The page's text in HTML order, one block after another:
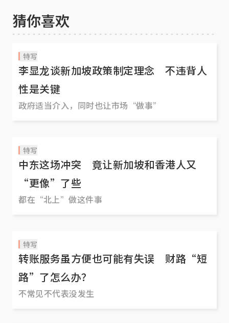
猜你喜欢
特写
李显龙谈新加坡政策制定理念 不违背人
性是关键
政府适当介入，同时也让市场“做事”
特写
中东这场冲突 竟让新加坡和香港人又
“更像”了些
都在“北上”做这件事
特写
转账服务虽方便也可能有失误 财路“短
路”了怎么办？
不常见不代表没发生